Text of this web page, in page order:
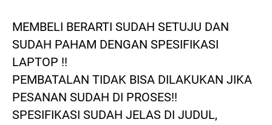
MEMBELI BERARTI SUDAH SETUJU DAN
SUDAH PAHAM DENGAN SPESIFIKASI
LAPTOP !!
PEMBATALAN TIDAK BISA DILAKUKAN JIKA
PESANAN SUDAH DI PROSES!!
SPESIFIKASI SUDAH JELAS DI JUDUL,